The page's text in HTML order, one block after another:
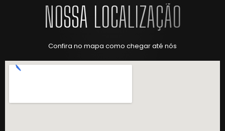
NOSSA LOCALIZAÇÃO
Confira no mapa como chegar até nós